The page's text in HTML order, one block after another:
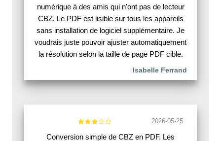
numérique à des amis qui n'ont pas de lecteur
CBZ. Le PDF est lisible sur tous les appareils
sans installation de logiciel supplémentaire. Je
voudrais juste pouvoir ajuster automatiquement
la résolution selon la taille de page PDF cible.
Isabelle Ferrand
2026-05-25
Conversion simple de CBZ en PDF. Les